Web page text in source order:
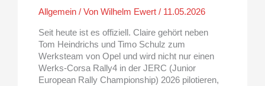
Allgemein / VonWilhelm Ewert/ 11.05.2026
Seit heute ist es offiziell. Claire gehört neben
Tom Heindrichs und Timo Schulz zum
Werksteam von Opel und wird nicht nur einen
Werks-Corsa Rally4 in der JERC (Junior
European Rally Championship) 2026 pilotieren,